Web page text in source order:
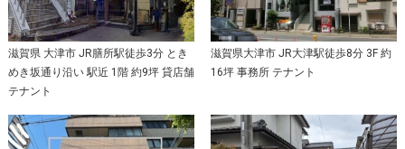
滋賀県 大津市 JR膳所駅徒歩3分 とき
めき坂通り沿い 駅近 1階 約9坪 貸店舗
テナント
滋賀県大津市 JR大津駅徒歩8分 3F 約
16坪 事務所 テナント